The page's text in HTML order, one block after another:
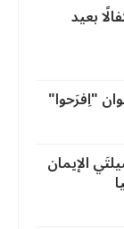
بعيد
"اِفرَحوا"
الإيمان